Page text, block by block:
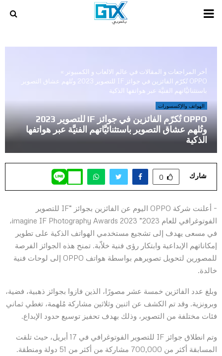
PRIMARY
أخر المراجعات و المقالات في عالم الالعاب و الكمبيوتر »
OPPO تُكرّم الفائزين في جوائز IF للتصوير 2023 وتُلهم عشاق التصوير
باستثنائيَّاتهم الفنيَّة عبر هواتفها الذكية
الهواتف والإكسسورات
OPPO تُكرّم الفائزين في جوائز IF للتصوير 2023
وتُلهم عشاق التصوير باستثنائيَّاتهم الفنيَّة عبر هواتفها
الذكية
شارك 0
– أعلنت شركة OPPO اليوم عن الفائزين بجوائز “IF للتصوير
الفوتوغرافي للعام 2023” imagine IF Photography Awards 2023،
في مسعى يهدف إلى تشجيع مستخدمي الهواتف الذكية على تطوير
إمكاناتهم الإبداعية وابتكار رؤى فنية خلاّبة. تمنح هذه الجوائز الفرصة
للمصورين لتحويل تصويرهم بواسطة هواتف OPPO إلى لوحات فنية
خالدة.
وبلغ عدد الفائزين خمسة عشر مصورًا، الذين فازوا بجوائز ذهبية، فضية،
وبرونزية. وقد تم الكشف عن اثنين وثلاثين مشاركة مُلهمة، تغطي ثماني
فئات مختلفة من التصوير، وذلك بهدف تحفيز توسيع حدود الإبداع.
وتم انطلاق جوائز IF للتصوير الفوتوغرافي في 17 أبريل، حيث تلقت
المسابقة أكثر من 700,000 مشاركة من أكثر من 51 دولة ومنطقة.